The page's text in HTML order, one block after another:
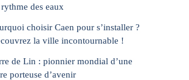
des eaux
choisir Caen pour s’installer ?
la ville incontournable !
de Lin : pionnier mondial d’une
porteuse d’avenir